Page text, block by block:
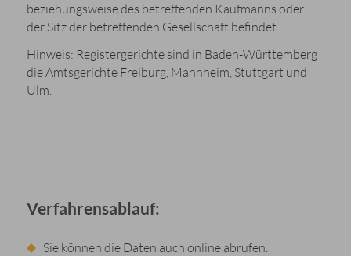
beziehungsweise des betreffenden Kaufmanns oder
der Sitz der betreffenden Gesellschaft befindet
Hinweis: Registergerichte sind in Baden-Württemberg
die Amtsgerichte Freiburg, Mannheim, Stuttgart und
Ulm.
Verfahrensablauf:
Sie können die Daten auch online abrufen.